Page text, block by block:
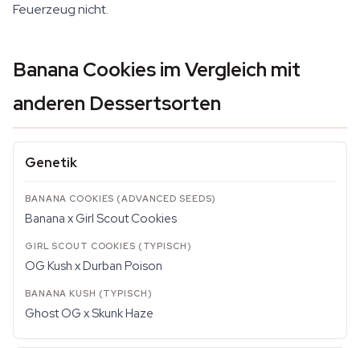
Feuerzeug nicht.
Banana Cookies im Vergleich mit
anderen Dessertsorten
Genetik
Banana x Girl Scout Cookies
OG Kush x Durban Poison
Ghost OG x Skunk Haze